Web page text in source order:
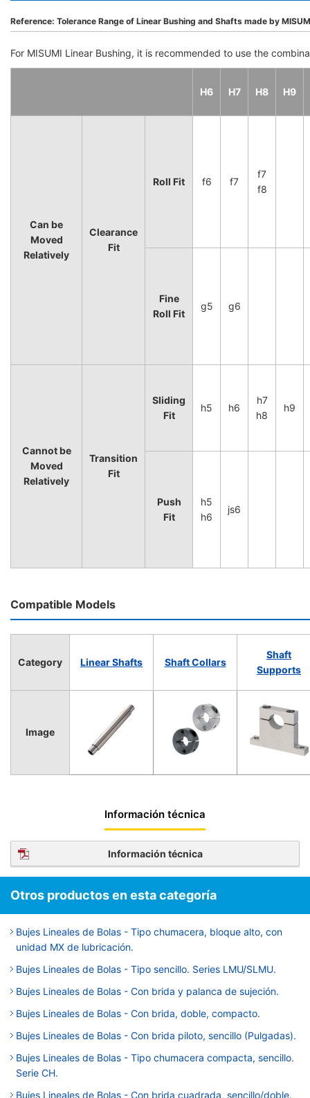
Reference: Tolerance Range of Linear Bushing and Shafts made by
For MISUMI Linear Bushing, it is recommended to use the
H6 H7 H8 H9
Can be
Moved
Relatively
Clearance
Fit
Roll Fit f6 f7
f7
f8
Fine
Roll Fit
g5 g6
Cannot be
Moved
Relatively
Transition
Fit
Sliding
Fit
h5 h6
h7
h8
h9
Push
Fit
h5
h6
js6
Compatible Models
Category Linear Shafts Shaft Collars
Shaft
Supports
Image
Información técnica
Información técnica
Otros productos en esta categoría
Bujes Lineales de Bolas - Tipo chumacera, bloque alto, con
unidad MX de lubricación.
Bujes Lineales de Bolas - Tipo sencillo. Series LMU/SLMU.
Bujes Lineales de Bolas - Con brida y palanca de sujeción.
Bujes Lineales de Bolas - Con brida, doble, compacto.
Bujes Lineales de Bolas - Con brida piloto, sencillo (Pulgadas).
Bujes Lineales de Bolas - Tipo chumacera compacta, sencillo.
Serie CH.
Bujes Lineales de Bolas - Con brida cuadrada, sencillo/doble.